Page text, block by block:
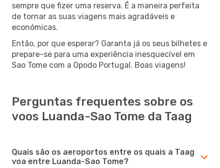
sempre que fizer uma reserva. É a maneira perfeita
de tornar as suas viagens mais agradáveis e
económicas.
Então, por que esperar? Garanta já os seus bilhetes e
prepare-se para uma experiência inesquecível em
Sao Tome com a Opodo Portugal. Boas viagens!
Perguntas frequentes sobre os
voos Luanda-Sao Tome da Taag
Quais são os aeroportos entre os quais a Taag
voa entre Luanda-Sao Tome?